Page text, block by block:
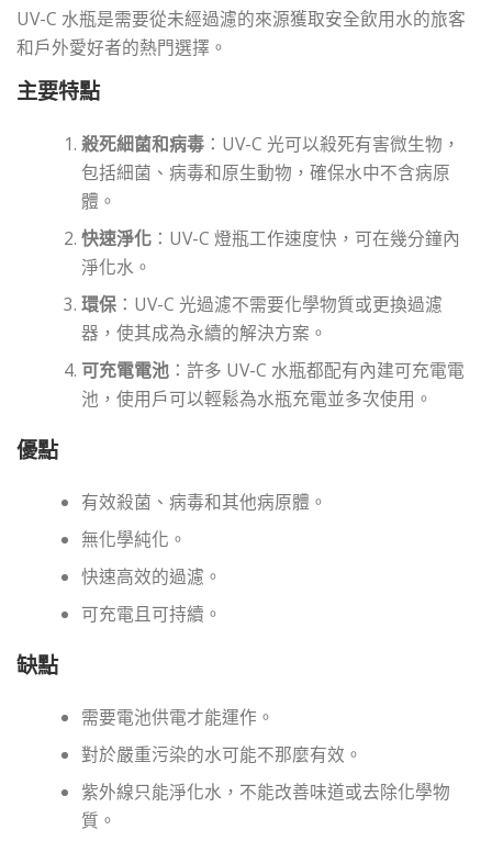
UV-C 水瓶是需要從未經過濾的來源獲取安全飲用水的旅客
和戶外愛好者的熱門選擇。
主要特點
殺死細菌和病毒 ：UV-C 光可以殺死有害微生物，
包括細菌、病毒和原生動物，確保水中不含病原
體。
快速淨化 ：UV-C 燈瓶工作速度快，可在幾分鐘內
淨化水。
環保 ：UV-C 光過濾不需要化學物質或更換過濾
器，使其成為永續的解決方案。
可充電電池 ：許多 UV-C 水瓶都配有內建可充電電
池，使用戶可以輕鬆為水瓶充電並多次使用。
優點
有效殺菌、病毒和其他病原體。
無化學純化。
快速高效的過濾。
可充電且可持續。
缺點
需要電池供電才能運作。
對於嚴重污染的水可能不那麼有效。
紫外線只能淨化水，不能改善味道或去除化學物
質。